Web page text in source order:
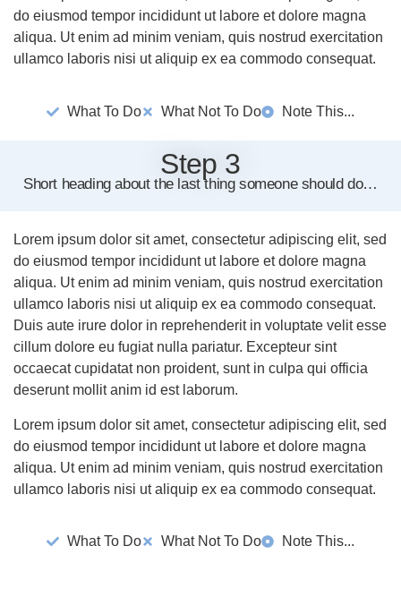
do eiusmod tempor incididunt ut labore et dolore magna
aliqua. Ut enim ad minim veniam, quis nostrud exercitation
ullamco laboris nisi ut aliquip ex ea commodo consequat.
What To Do What Not To Do Note This...
Step 3
Short heading about the last thing someone should do…
Lorem ipsum dolor sit amet, consectetur adipiscing elit, sed
do eiusmod tempor incididunt ut labore et dolore magna
aliqua. Ut enim ad minim veniam, quis nostrud exercitation
ullamco laboris nisi ut aliquip ex ea commodo consequat.
Duis aute irure dolor in reprehenderit in voluptate velit esse
cillum dolore eu fugiat nulla pariatur. Excepteur sint
occaecat cupidatat non proident, sunt in culpa qui officia
deserunt mollit anim id est laborum.
Lorem ipsum dolor sit amet, consectetur adipiscing elit, sed
do eiusmod tempor incididunt ut labore et dolore magna
aliqua. Ut enim ad minim veniam, quis nostrud exercitation
ullamco laboris nisi ut aliquip ex ea commodo consequat.
What To Do What Not To Do Note This...